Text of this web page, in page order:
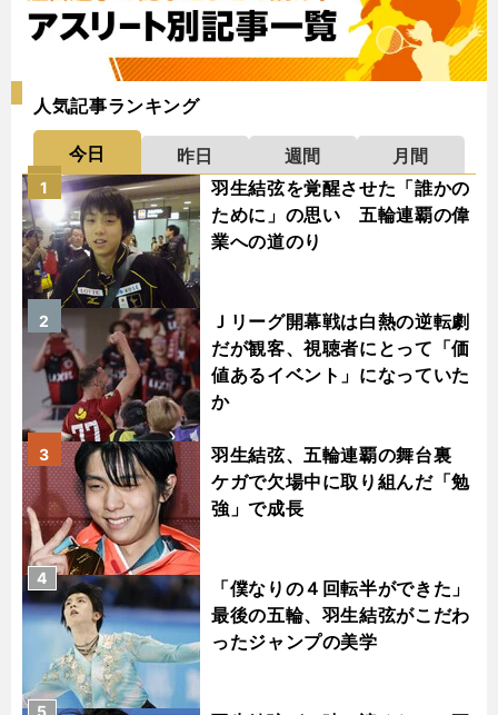
人気記事ランキング
今日 昨日 週間
月間
羽生結弦を覚醒させた「誰かの
ために」の思い 五輪連覇の偉
業への道のり
1
Ｊリーグ開幕戦は白熱の逆転劇
だが観客、視聴者にとって「価
値あるイベント」になっていた
か
2
羽生結弦、五輪連覇の舞台裏
ケガで欠場中に取り組んだ「勉
強」で成長
3
「僕なりの４回転半ができた」
最後の五輪、羽生結弦がこだわ
ったジャンプの美学
4